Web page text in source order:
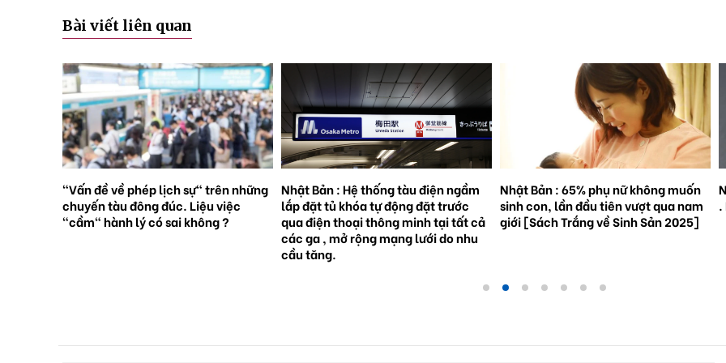
Bài viết liên quan
Nhật Bản : Hệ thống tàu điện ngầm
lắp đặt tủ khóa tự động đặt trước
qua điện thoại thông minh tại tất cả
Nhật Bản : 65% phụ nữ không muốn
sinh con, lần đầu tiên vượt qua nam
giới [Sách Trắng về Sinh Sản 2025]
Natto trở thành hiện tượng toàn cầu
. Bối cảnh và triển vọng tương lai.